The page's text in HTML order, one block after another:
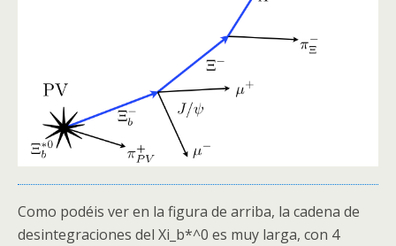
Como podéis ver en la figura de arriba, la cadena de
desintegraciones del Xi_b*^0 es muy larga, con 4